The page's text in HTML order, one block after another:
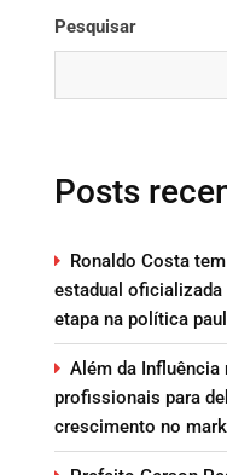
Pesquisar
Posts
Ronaldo Costa
estadual
etapa na política
Além da Influência
profissionais para
crescimento no